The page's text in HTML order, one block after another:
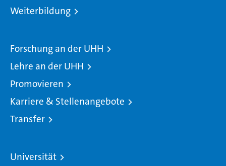
Weiterbildung
Forschung an der UHH
Lehre an der UHH
Promovieren
Karriere & Stellenangebote
Transfer
Universität